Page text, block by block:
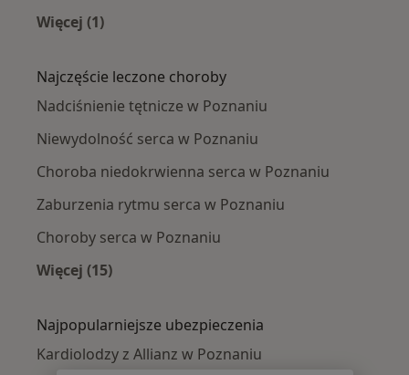
Więcej (1)
Najczęście leczone choroby
Nadciśnienie tętnicze w Poznaniu
Niewydolność serca w Poznaniu
Choroba niedokrwienna serca w Poznaniu
Zaburzenia rytmu serca w Poznaniu
Choroby serca w Poznaniu
Więcej (15)
Najpopularniejsze ubezpieczenia
Kardiolodzy z Allianz w Poznaniu